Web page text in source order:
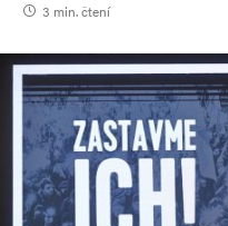
3 min. čtení